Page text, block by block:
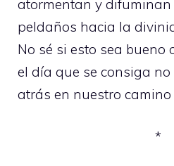
atormentan y difuminan
peldaños hacia la
No sé si esto sea bueno
el día que se consiga
atrás en nuestro
*